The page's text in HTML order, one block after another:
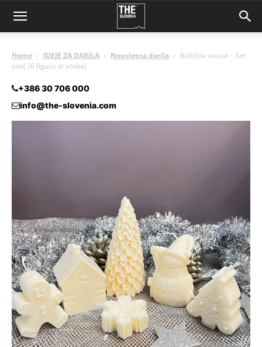
Home IDEJE ZA DARILA Novoletna darila
Božična vasica – Set
sveč (6 figuric iz voska)
+386 30 706 000
info@the-slovenia.com